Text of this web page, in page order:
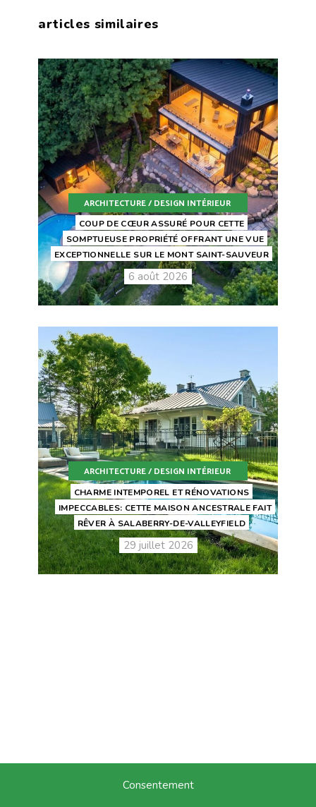
articles similaires
ARCHITECTURE / DESIGN INTÉRIEUR
COUP DE CŒUR ASSURÉ POUR CETTE
SOMPTUEUSE PROPRIÉTÉ OFFRANT UNE VUE
EXCEPTIONNELLE SUR LE MONT SAINT-SAUVEUR
6 août 2026
ARCHITECTURE / DESIGN INTÉRIEUR
CHARME INTEMPOREL ET RÉNOVATIONS
IMPECCABLES: CETTE MAISON ANCESTRALE FAIT
RÊVER À SALABERRY-DE-VALLEYFIELD
29 juillet 2026
Consentement